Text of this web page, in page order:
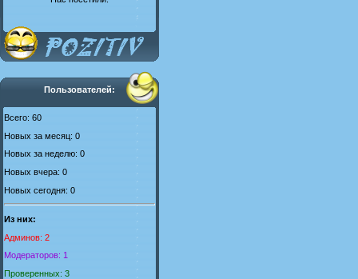
Пользователей:
Всего: 60
Новых за месяц: 0
Новых за неделю: 0
Новых вчера: 0
Новых сегодня: 0
Из них:
Админов: 2
Модераторов: 1
Проверенных: 3